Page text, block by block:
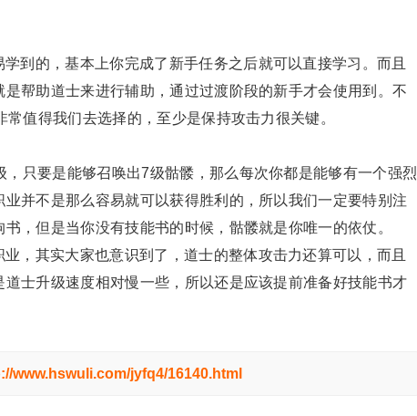
到的，基本上你完成了新手任务之后就可以直接学习。而且
帮助道士来进行辅助，通过过渡阶段的新手才会使用到。不
值得我们去选择的，至少是保持攻击力很关键。
只要是能够召唤出7级骷髅，那么每次你都是能够有一个强烈
并不是那么容易就可以获得胜利的，所以我们一定要特别注
，但是当你没有技能书的时候，骷髅就是你唯一的依仗。
，其实大家也意识到了，道士的整体攻击力还算可以，而且
士升级速度相对慢一些，所以还是应该提前准备好技能书才
www.hswuli.com/jyfq4/16140.html